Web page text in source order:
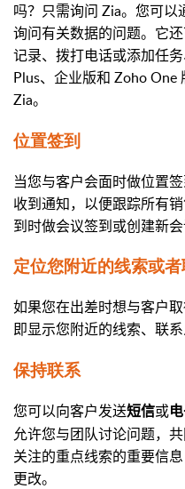
吗？只需询问 Zia。您可以
询问有关数据的问题。它
记录、拨打电话或添加任
Plus、企业版和 Zoho One
Zia。
位置签到
当您与客户会面时做位置
收到通知，以便跟踪所有
到时做会议签到或创建新会
定位您附近的线索或
如果您在出差时想与客户
即显示您附近的线索、联系
保持联系
您可以向客户发送短信或
允许您与团队讨论问题，
关注的重点线索的重要信
更改。